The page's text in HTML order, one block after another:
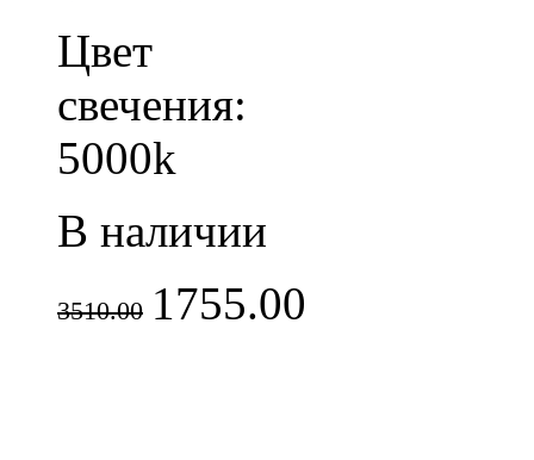
Цвет
свечения:
5000k
В наличии
3510.00 1755.00